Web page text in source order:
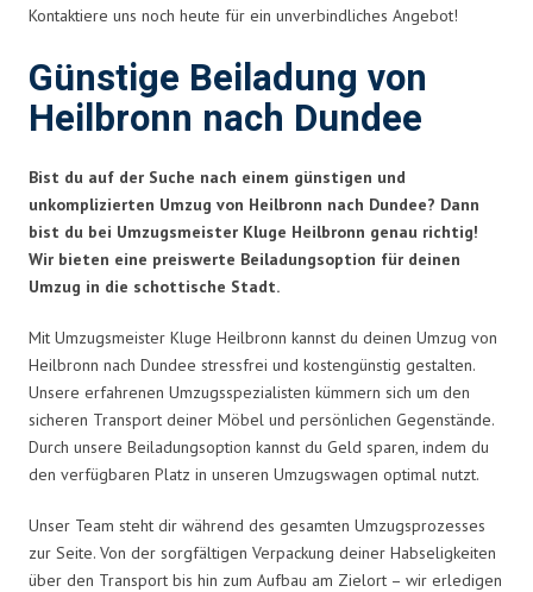
Kontaktiere uns noch heute für ein unverbindliches Angebot!
Günstige Beiladung von
Heilbronn nach Dundee
Bist du auf der Suche nach einem günstigen und
unkomplizierten Umzug von Heilbronn nach Dundee? Dann
bist du bei Umzugsmeister Kluge Heilbronn genau richtig!
Wir bieten eine preiswerte Beiladungsoption für deinen
Umzug in die schottische Stadt.
Mit Umzugsmeister Kluge Heilbronn kannst du deinen Umzug von
Heilbronn nach Dundee stressfrei und kostengünstig gestalten.
Unsere erfahrenen Umzugsspezialisten kümmern sich um den
sicheren Transport deiner Möbel und persönlichen Gegenstände.
Durch unsere Beiladungsoption kannst du Geld sparen, indem du
den verfügbaren Platz in unseren Umzugswagen optimal nutzt.
Unser Team steht dir während des gesamten Umzugsprozesses
zur Seite. Von der sorgfältigen Verpackung deiner Habseligkeiten
über den Transport bis hin zum Aufbau am Zielort – wir erledigen